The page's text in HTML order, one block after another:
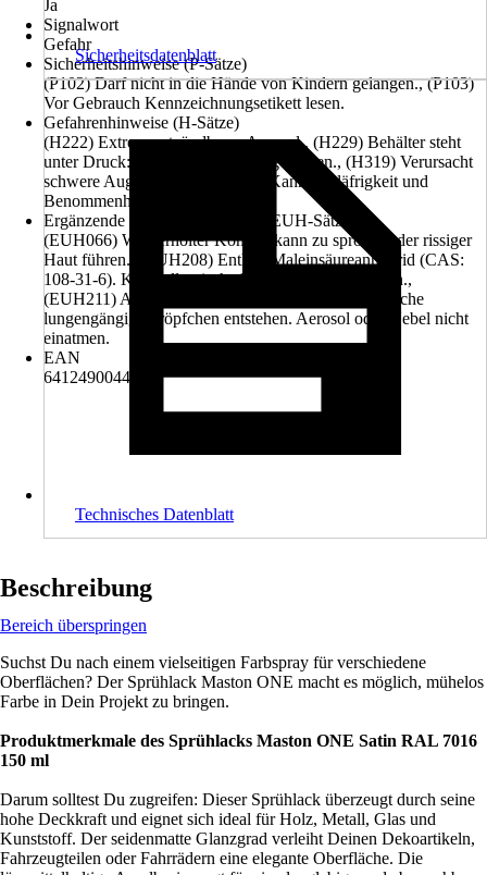
Ja
Signalwort
Gefahr
Sicherheitshinweise (P-Sätze)
(P102) Darf nicht in die Hände von Kindern gelangen., (P103)
Vor Gebrauch Kennzeichnungsetikett lesen.
Gefahrenhinweise (H-Sätze)
(H222) Extrem entzündbares Aerosol., (H229) Behälter steht
unter Druck: kann bei Erwärmung bersten., (H319) Verursacht
schwere Augenreizung., (H336) Kann Schläfrigkeit und
Benommenheit verursachen.
Ergänzende Gefahrenmerkmale (EUH-Sätze)
(EUH066) Wiederholter Kontakt kann zu spröder oder rissiger
Haut führen., (EUH208) Enthält Maleinsäureanhydrid (CAS:
108-31-6). Kann allergische Reaktionen hervorrufen.,
(EUH211) Achtung! Beim Sprühen können gefährliche
lungengängige Tröpfchen entstehen. Aerosol oder Nebel nicht
einatmen.
EAN
6412490044244
Sicherheitsdatenblatt
Technisches Datenblatt
Beschreibung
Bereich überspringen
Suchst Du nach einem vielseitigen Farbspray für verschiedene
Oberflächen? Der Sprühlack Maston ONE macht es möglich, mühelos
Farbe in Dein Projekt zu bringen.
Produktmerkmale des Sprühlacks Maston ONE Satin RAL 7016
150 ml
Darum solltest Du zugreifen: Dieser Sprühlack überzeugt durch seine
hohe Deckkraft und eignet sich ideal für Holz, Metall, Glas und
Kunststoff. Der seidenmatte Glanzgrad verleiht Deinen Dekoartikeln,
Fahrzeugteilen oder Fahrrädern eine elegante Oberfläche. Die